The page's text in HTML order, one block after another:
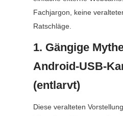
Fachjargon, keine
Ratschläge.
1. Gängige
Android-USB-
(entlarvt)
Diese veralteten